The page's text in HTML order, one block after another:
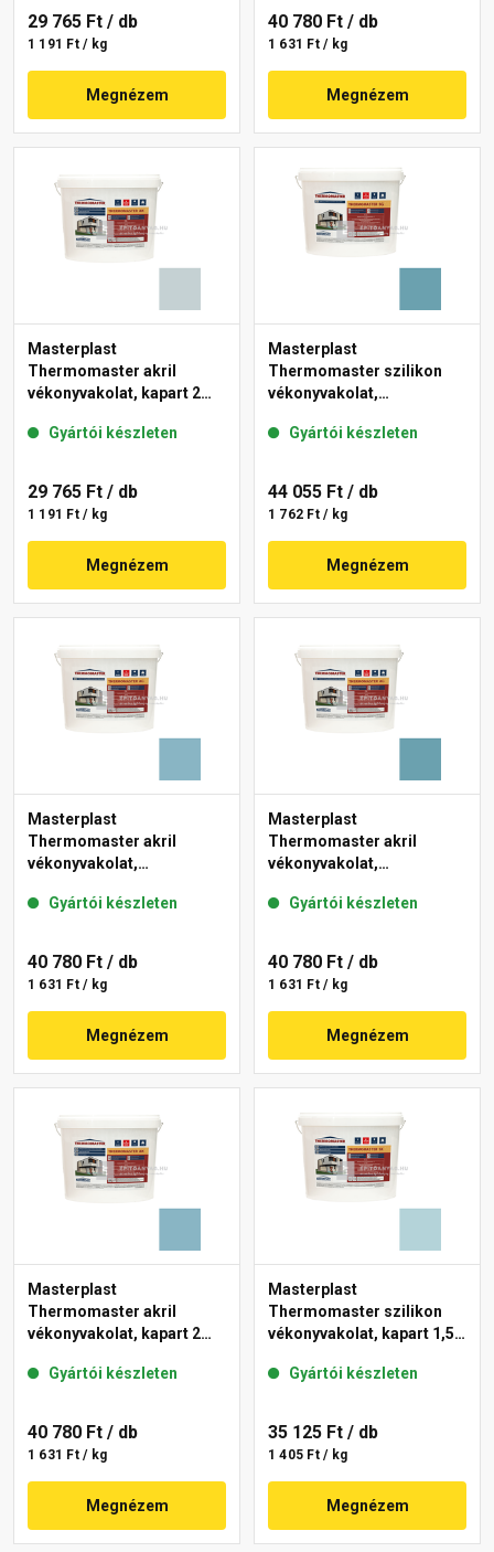
29 765 Ft / db
1 191 Ft / kg
Megnézem
40 780 Ft / db
1 631 Ft / kg
Megnézem
Masterplast
Thermomaster akril
vékonyvakolat, kapart 2
Gyártói készleten
29 765 Ft / db
1 191 Ft / kg
Megnézem
Masterplast
Thermomaster szilikon
vékonyvakolat,
36-C 25 kg
Gyártói készleten
44 055 Ft / db
1 762 Ft / kg
Megnézem
Masterplast
Thermomaster akril
vékonyvakolat,
36-D 25 kg
Gyártói készleten
40 780 Ft / db
1 631 Ft / kg
Megnézem
Masterplast
Thermomaster akril
vékonyvakolat,
36-C 25 kg
Gyártói készleten
40 780 Ft / db
1 631 Ft / kg
Megnézem
Masterplast
Thermomaster akril
vékonyvakolat, kapart 2
Gyártói készleten
40 780 Ft / db
1 631 Ft / kg
Megnézem
Masterplast
Thermomaster szilikon
vékonyvakolat, kapart 1,5
Gyártói készleten
35 125 Ft / db
1 405 Ft / kg
Megnézem